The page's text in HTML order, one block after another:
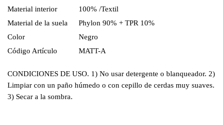
Material interior
100% /Textil
Material de la suela
Phylon 90% + TPR 10%
Color
Negro
Código Artículo
MATT-A
CONDICIONES DE USO. 1) No usar detergente o blanqueador. 2)
Limpiar con un paño húmedo o con cepillo de cerdas muy suaves.
3) Secar a la sombra.